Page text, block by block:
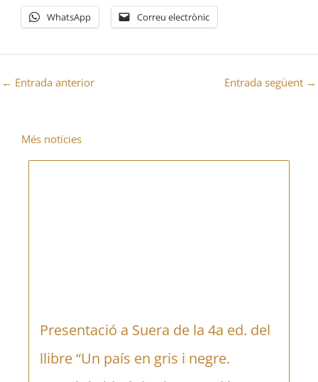
WhatsApp Correu electrònic
← Entrada anterior Entrada següent →
Més notícies
Presentació a Suera de la 4a ed. del
llibre “Un país en gris i negre.